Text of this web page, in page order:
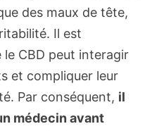
des maux de tête,
Il est
CBD peut interagir
et compliquer leur
Par conséquent, il
médecin avant